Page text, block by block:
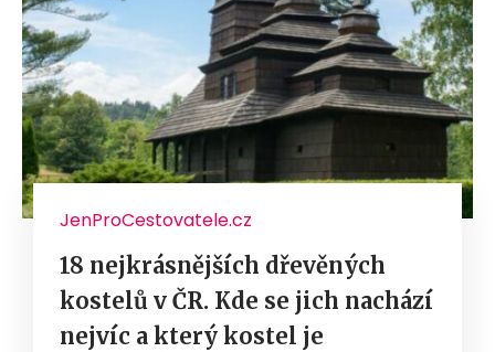
JenProCestovatele.cz
18 nejkrásnějších dřevěných
kostelů v ČR. Kde se jich nachází
nejvíc a který kostel je